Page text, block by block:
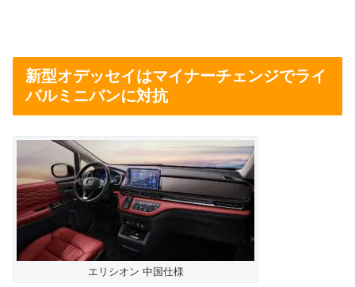
新型オデッセイはマイナーチェンジでライ
バルミニバンに対抗
エリシオン 中国仕様